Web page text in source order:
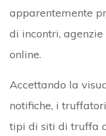
apparentemente
di incontri,
online.
Accettando la
notifiche, i
tipi di siti di truffa